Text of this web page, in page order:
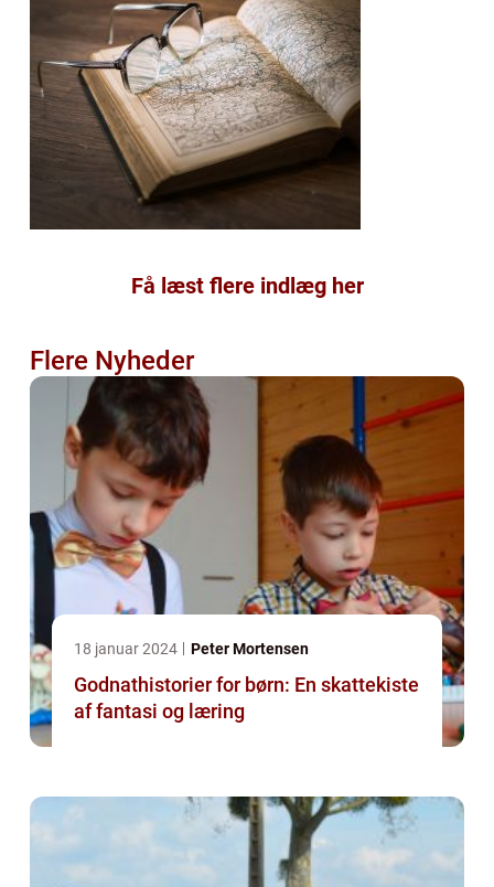
Få læst flere indlæg her
Flere Nyheder
18 januar 2024 Peter Mortensen
Godnathistorier for børn: En skattekiste
af fantasi og læring